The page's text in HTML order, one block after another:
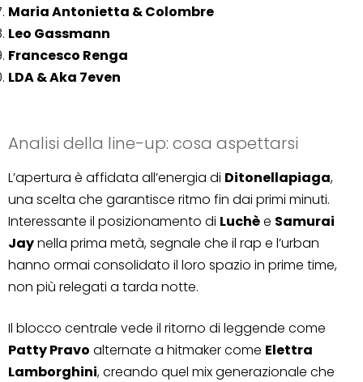
Maria Antonietta & Colombre
Leo Gassmann
Francesco Renga
LDA & Aka 7even
Analisi della line-up: cosa aspettarsi
L’apertura è affidata all’energia di Ditonellapiaga,
una scelta che garantisce ritmo fin dai primi minuti.
Interessante il posizionamento di Luchèe Samurai
Jaynella prima metà, segnale che il rap e l’urban
hanno ormai consolidato il loro spazio in prime time,
non più relegati a tarda notte.
Il blocco centrale vede il ritorno di leggende come
Patty Pravo alternate a hitmaker come Elettra
Lamborghini, creando quel mix generazionale che